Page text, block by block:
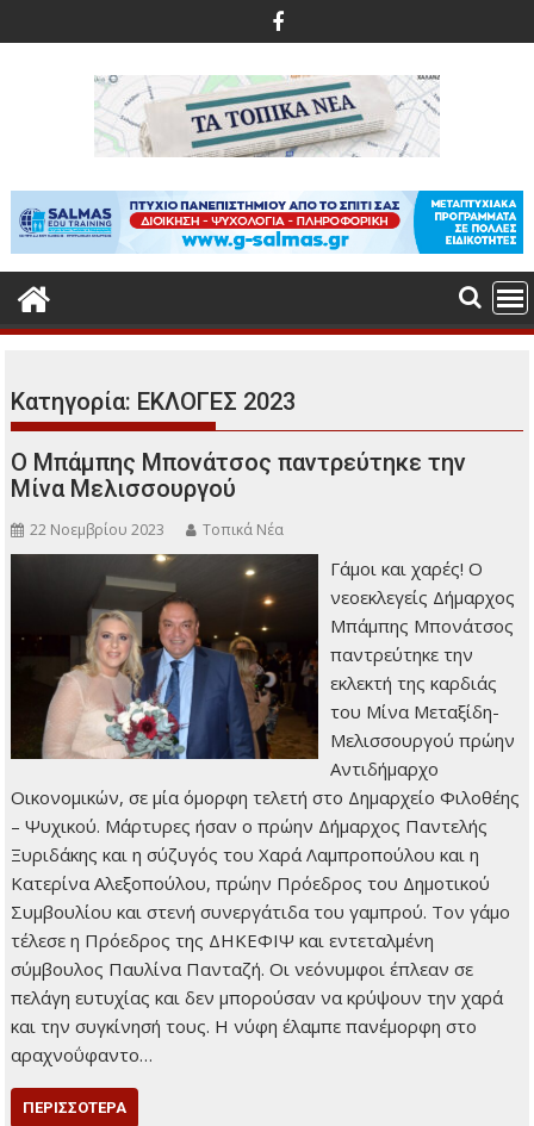
στο
περιεχόμενο
Κατηγορία: ΕΚΛΟΓΕΣ 2023
Ο Μπάμπης Μπονάτσος παντρεύτηκε την
Μίνα Μελισσουργού
22 Νοεμβρίου 2023 Τοπικά Νέα
Γάμοι και χαρές! Ο
νεοεκλεγείς Δήμαρχος
Μπάμπης Μπονάτσος
παντρεύτηκε την
εκλεκτή της καρδιάς
του Μίνα Μεταξίδη-
Μελισσουργού πρώην
Αντιδήμαρχο
Οικονομικών, σε μία όμορφη τελετή στο Δημαρχείο Φιλοθέης
– Ψυχικού. Μάρτυρες ήσαν ο πρώην Δήμαρχος Παντελής
Ξυριδάκης και η σύζυγός του Χαρά Λαμπροπούλου και η
Κατερίνα Αλεξοπούλου, πρώην Πρόεδρος του Δημοτικού
Συμβουλίου και στενή συνεργάτιδα του γαμπρού. Τον γάμο
τέλεσε η Πρόεδρος της ΔΗΚΕΦΙΨ και εντεταλμένη
σύμβουλος Παυλίνα Πανταζή. Οι νεόνυμφοι έπλεαν σε
πελάγη ευτυχίας και δεν μπορούσαν να κρύψουν την χαρά
και την συγκίνησή τους. Η νύφη έλαμπε πανέμορφη στο
αραχνοΰφαντο…
ΠΕΡΙΣΣΌΤΕΡΑ